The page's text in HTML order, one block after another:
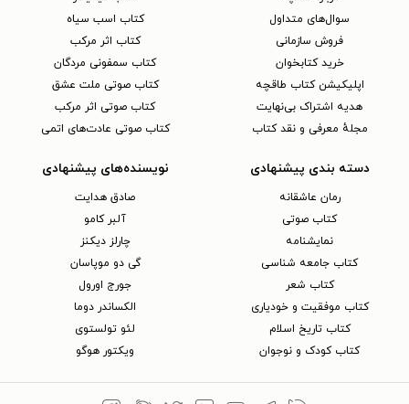
سوال‌های متداول
فروش سازمانی
خرید کتابخوان
اپلیکیشن کتاب طاقچه
هدیه اشتراک بی‌نهایت
مجلهٔ معرفی و نقد کتاب
کتاب اسب سیاه
کتاب اثر مرکب
کتاب سمفونی مردگان
کتاب صوتی ملت عشق
کتاب صوتی اثر مرکب
کتاب صوتی عادت‌های اتمی
دسته بندی پیشنهادی
رمان عاشقانه
کتاب‌ صوتی
نمایشنامه
کتاب جامعه شناسی
کتاب شعر
کتاب موفقیت و خودیاری
کتاب تاریخ اسلام
کتاب کودک و نوجوان
نویسنده‌های پیشنهادی
صادق هدایت
آلبر کامو
چارلز دیکنز
گی دو موپاسان
جورج اورول
الکساندر دوما
لئو تولستوی
ویکتور هوگو